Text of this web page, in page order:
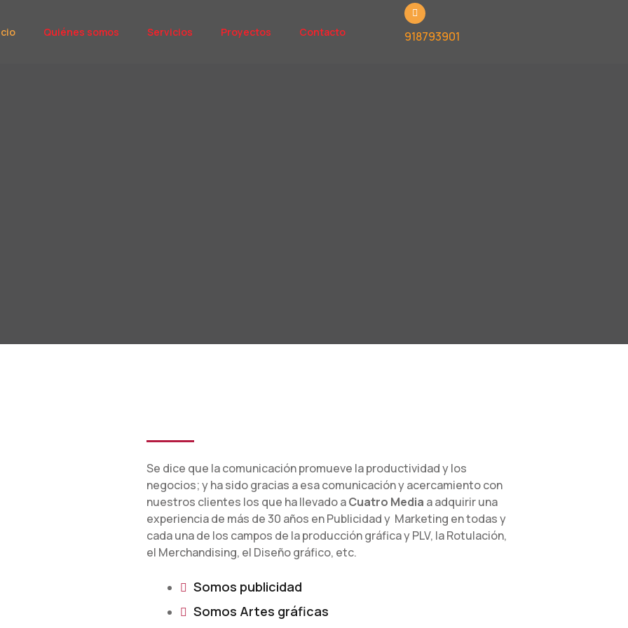
Quiénes somos Servicios Proyectos Contacto 918793901
Se dice que la comunicación promueve la productividad y los
negocios; y ha sido gracias a esa comunicación y acercamiento con
nuestros clientes los que ha llevado aCuatro Media a adquirir una
experiencia de más de 30 años en Publicidad y Marketing en todas y
cada una de los campos de la producción gráfica y PLV, la Rotulación,
el Merchandising, el Diseño gráfico, etc.
Somos publicidad
Somos Artes gráficas